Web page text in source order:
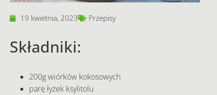
19 kwietnia, 2023 Przepisy
Składniki:
200g wiórków kokosowych
parę łyżek ksylitolu